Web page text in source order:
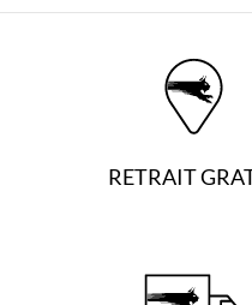
RETRAIT